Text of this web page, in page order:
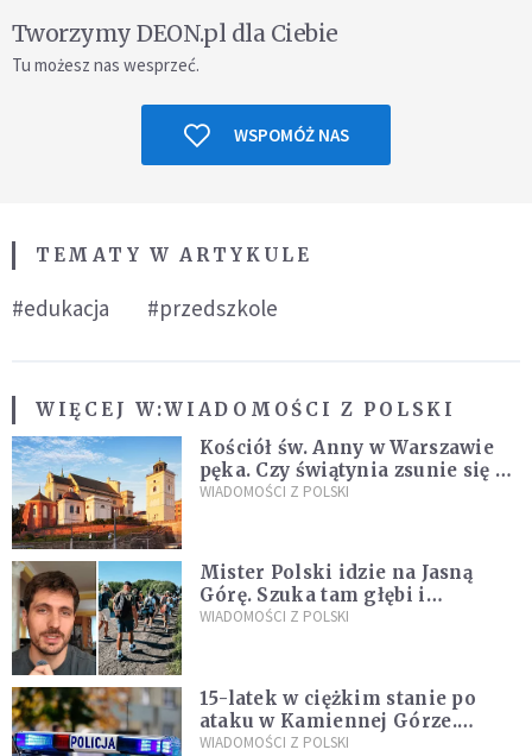
Tworzymy DEON.pl dla Ciebie
Tu możesz nas wesprzeć.
WSPOMÓŻ NAS
TEMATY W ARTYKULE
#edukacja #przedszkole
WIĘCEJ W:WIADOMOŚCI Z POLSKI
Kościół św. Anny w Warszawie
pęka. Czy świątynia zsunie się ze
skarpy?
WIADOMOŚCI Z POLSKI
Mister Polski idzie na Jasną
Górę. Szuka tam głębi i
spotkania
WIADOMOŚCI Z POLSKI
15-latek w ciężkim stanie po
ataku w Kamiennej Górze.
Policja zatrzymała dwóch
WIADOMOŚCI Z POLSKI